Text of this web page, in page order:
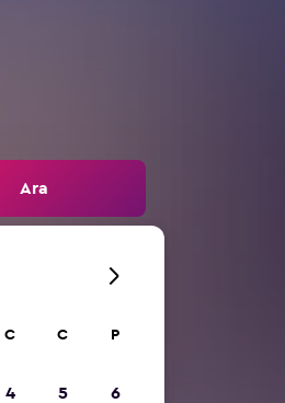
Ara
C C P
4 5 6